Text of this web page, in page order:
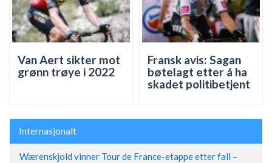
Van Aert sikter mot
grønn trøye i 2022
Fransk avis: Sagan
bøtelagt etter å ha
skadet politibetjent
Internasjonalt
Wærenskjold vinner Tour de France-etappe etter fall –